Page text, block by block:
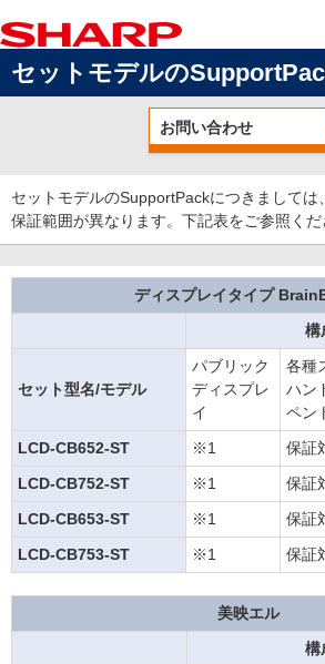
セットモデルの
お問い合わせ
セットモデルのSupportPackにつきましては
保証範囲が異なります。下記表をご参照くだ
ディスプレイタイプ
構
セット型名/モデル
パブリック
ディスプレ
イ
各種
ハン
ペン
LCD-CB652-ST
※1
保証
LCD-CB752-ST
※1
保証
LCD-CB653-ST
※1
保証
LCD-CB753-ST
※1 保証
美映エル
構